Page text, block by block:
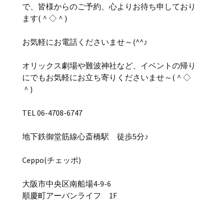
で、皆様からのご予約、心よりお待ち申しており
ます(＾◇＾)
お気軽にお電話くださいませ～(^^♪
オリックス劇場や難波神社など、イベントの帰り
にでもお気軽にお立ち寄りくださいませ～(＾◇
＾)
TEL 06-4708-6747
地下鉄御堂筋線心斎橋駅 徒歩5分♪
Ceppo(チェッポ)
大阪市中央区南船場4-9-6
順慶町アーバンライフ 1F